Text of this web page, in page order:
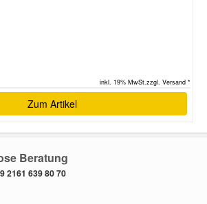
inkl. 19% MwSt.zzgl. Versand *
Zum Artikel
Beratung
2161 639 80 70